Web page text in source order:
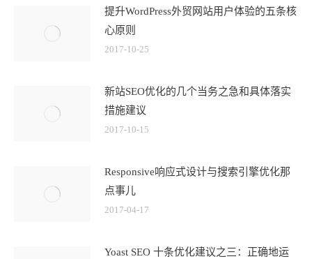
提升WordPress外贸网站用户体验的五条核
心原则
2017-10-25
新站SEO优化的几个当务之急和具体落实
措施建议
2017-10-15
Responsive响应式设计与搜索引擎优化那
点事儿
2017-04-17
Yoast SEO 十条优化建议之三：正确地运